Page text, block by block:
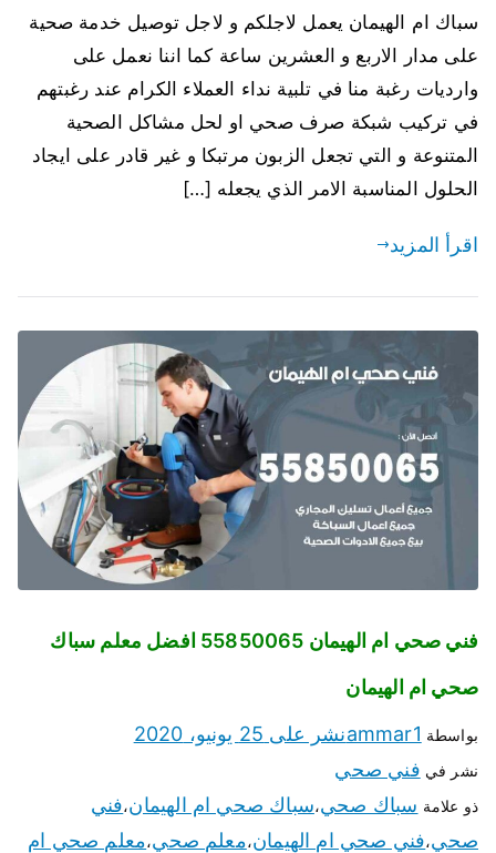
سباك ام الهيمان يعمل لاجلكم و لاجل توصيل خدمة صحية
على مدار الاربع و العشرين ساعة كما اننا نعمل على
وارديات رغبة منا في تلبية نداء العملاء الكرام عند رغبتهم
في تركيب شبكة صرف صحي او لحل مشاكل الصحية
المتنوعة و التي تجعل الزبون مرتبكا و غير قادر على ايجاد
الحلول المناسبة الامر الذي يجعله […]
اقرأ المزيد
فني صحي ام الهيمان 55850065 افضل معلم سباك
صحي ام الهيمان
بواسطة ammar1نشر على 25 يونيو، 2020
نشر في فني صحي
ذو علامة سباك صحي،سباك صحي ام الهيمان،فني
صحي،فني صحي ام الهيمان،معلم صحي،معلم صحي ام